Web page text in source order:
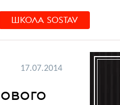
ШКОЛА SOSTAV
17.07.2014